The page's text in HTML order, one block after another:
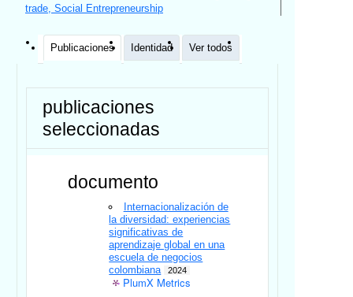
trade, Social Entrepreneurship
Publicaciones Identidad Ver todos
publicaciones
seleccionadas
documento
Internacionalización de
la diversidad: experiencias
significativas de
aprendizaje global en una
escuela de negocios
colombiana
2024
PlumX Metrics